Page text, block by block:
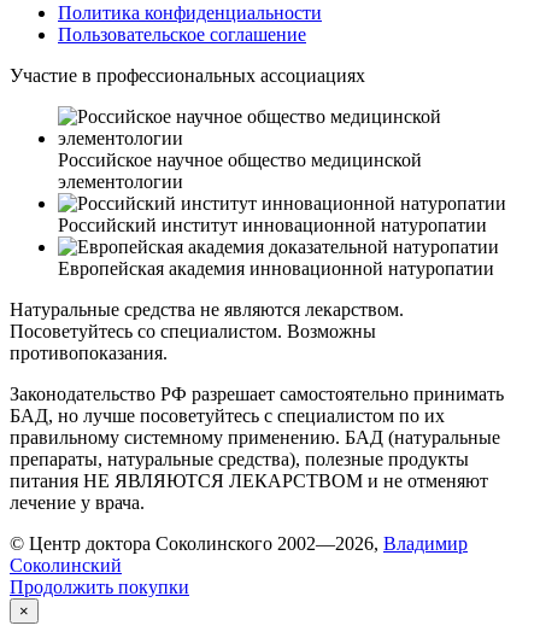
Политика конфиденциальности
Пользовательское соглашение
Участие в профессиональных ассоциациях
Российское научное общество медицинской
элементологии
Российский институт инновационной натуропатии
Европейская академия инновационной натуропатии
Натуральные средства не являются лекарством.
Посоветуйтесь со специалистом. Возможны
противопоказания.
Законодательство РФ разрешает самостоятельно принимать
БАД, но лучше посоветуйтесь с специалистом по их
правильному системному применению. БАД (натуральные
препараты, натуральные средства), полезные продукты
питания НЕ ЯВЛЯЮТСЯ ЛЕКАРСТВОМ и не отменяют
лечение у врача.
© Центр доктора Соколинского 2002—2026, Владимир
Соколинский
Продолжить покупки
×